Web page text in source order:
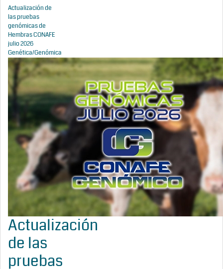
Actualización de
las pruebas
genómicas de
Hembras CONAFE
julio 2026
Genética/Genómica
Actualización
de las
pruebas